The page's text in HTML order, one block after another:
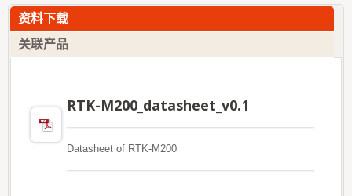
资料下载
关联产品
RTK-M200_datasheet_v0.1
Datasheet of RTK-M200